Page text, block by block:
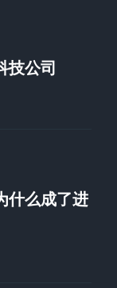
技公司
什么成了进